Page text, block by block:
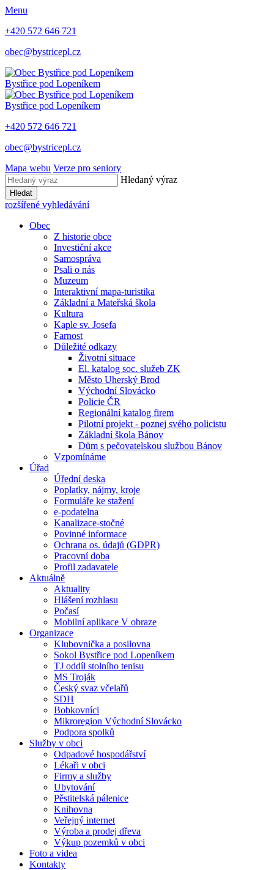
Menu
+420 572 646 721
obec@bystricepl.cz
Bystřice pod Lopeníkem
Bystřice pod Lopeníkem
+420 572 646 721
obec@bystricepl.cz
Mapa webu Verze pro seniory
Hledaný výraz
Hledat
rozšířené vyhledávání
Obec
Z historie obce
Investiční akce
Samospráva
Psali o nás
Muzeum
Interaktivní mapa-turistika
Základní a Mateřská škola
Kultura
Kaple sv. Josefa
Farnost
Důležité odkazy
Životní situace
El. katalog soc. služeb ZK
Město Uherský Brod
Východní Slovácko
Policie ČR
Regionální katalog firem
Pilotní projekt - poznej svého policistu
Základní škola Bánov
Dům s pečovatelskou službou Bánov
Vzpomínáme
Úřad
Úřední deska
Poplatky, nájmy, kroje
Formuláře ke stažení
e-podatelna
Kanalizace-stočné
Povinné informace
Ochrana os. údajů (GDPR)
Pracovní doba
Profil zadavatele
Aktuálně
Aktuality
Hlášení rozhlasu
Počasí
Mobilní aplikace V obraze
Organizace
Klubovnička a posilovna
Sokol Bystřice pod Lopeníkem
TJ oddíl stolního tenisu
MS Troják
Český svaz včelařů
SDH
Bobkovníci
Mikroregion Východní Slovácko
Podpora spolků
Služby v obci
Odpadové hospodářství
Lékaři v obci
Firmy a služby
Ubytování
Pěstitelská pálenice
Knihovna
Veřejný internet
Výroba a prodej dřeva
Výkup pozemků v obci
Foto a videa
Kontakty